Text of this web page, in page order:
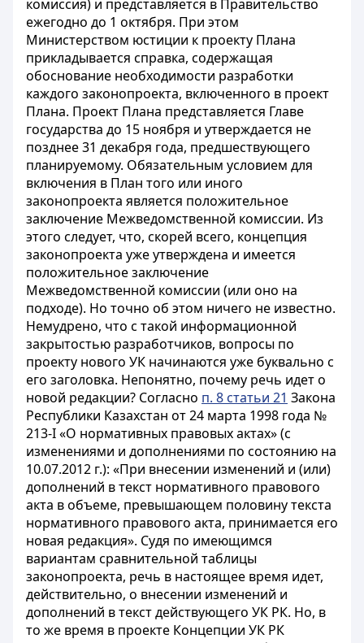
комиссия) и представляется в Правительство
ежегодно до 1 октября. При этом
Министерством юстиции к проекту Плана
прикладывается справка, содержащая
обоснование необходимости разработки
каждого законопроекта, включенного в проект
Плана. Проект Плана представляется Главе
государства до 15 ноября и утверждается не
позднее 31 декабря года, предшествующего
планируемому. Обязательным условием для
включения в План того или иного
законопроекта является положительное
заключение Межведомственной комиссии. Из
этого следует, что, скорей всего, концепция
законопроекта уже утверждена и имеется
положительное заключение
Межведомственной комиссии (или оно на
подходе). Но точно об этом ничего не известно.
Немудрено, что с такой информационной
закрытостью разработчиков, вопросы по
проекту нового УК начинаются уже буквально с
его заголовка. Непонятно, почему речь идет о
новой редакции? Согласно п. 8 статьи 21 Закона
Республики Казахстан от 24 марта 1998 года №
213-I «О нормативных правовых актах» (с
изменениями и дополнениями по состоянию на
10.07.2012 г.): «При внесении изменений и (или)
дополнений в текст нормативного правового
акта в объеме, превышающем половину текста
нормативного правового акта, принимается его
новая редакция». Судя по имеющимся
вариантам сравнительной таблицы
законопроекта, речь в настоящее время идет,
действительно, о внесении изменений и
дополнений в текст действующего УК РК. Но, в
то же время в проекте Концепции УК РК